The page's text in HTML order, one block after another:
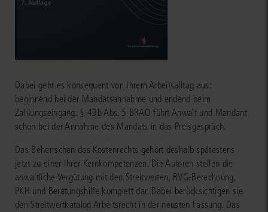
Dabei geht es konsequent von Ihrem Arbeitsalltag aus:
beginnend bei der Mandatsannahme und endend beim
Zahlungseingang. § 49b Abs. 5 BRAO führt Anwalt und Mandant
schon bei der Annahme des Mandats in das Preisgespräch.
Das Beherrschen des Kostenrechts gehört deshalb spätestens
jetzt zu einer Ihrer Kernkompetenzen. Die Autoren stellen die
anwaltliche Vergütung mit den Streitwerten, RVG-Berechnung,
PKH und Beratungshilfe komplett dar. Dabei berücksichtigen sie
den Streitwertkatalog Arbeitsrecht in der neusten Fassung. Das